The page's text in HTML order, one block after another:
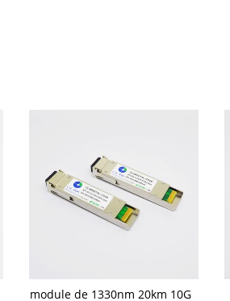
module de 1330nm 20km 10G